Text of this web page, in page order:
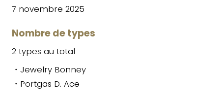
7 novembre 2025
Nombre de types
2 types au total
・Jewelry Bonney
・Portgas D. Ace